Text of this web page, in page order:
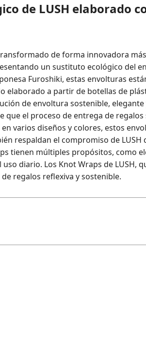
de LUSH elaborado
de forma innovadora
un sustituto ecológico del
Furoshiki, estas envolturas
elaborado a partir de botellas de
de envoltura sostenible,
que el proceso de entrega de regalos
varios diseños y colores, estos
respaldan el compromiso de
tienen múltiples propósitos, como
diario. Los Knot Wraps de LUSH,
regalos reflexiva y sostenible.